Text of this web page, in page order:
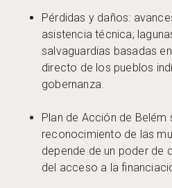
Pérdidas y daños:
asistencia técnica;
salvaguardias basadas
directo de los pueblos
gobernanza.
Plan de Acción de Belém
reconocimiento de las
depende de un poder de
del acceso a la